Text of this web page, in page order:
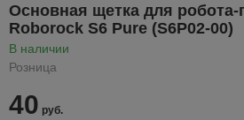
Основная щетка для
Roborock S6 Pure (S6P02-00)
В наличии
Розница
40 руб.